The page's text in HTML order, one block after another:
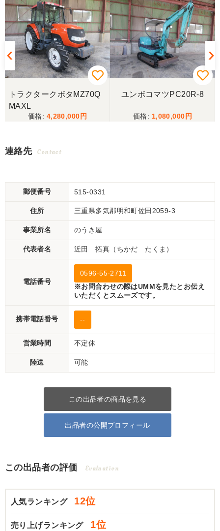
トラクタークボタMZ70Q
MAXL
4,280,000
ユンボコマツPC20R-8
1,080,000
連絡先 Contact
郵便番号 515-0331
住所 三重県多気郡明和町佐田2059-3
事業所名 のうき屋
代表者名 近田 拓真（ちかだ たくま）
電話番号
0596-55-2711
※お問合わせの際はUMMを見たとお伝え
いただくとスムーズです。
携帯電話番号 --
営業時間 不定休
陸送 可能
この出品者の商品を見る
出品者の公開プロフィール
この出品者の評価 Evaluation
人気ランキング 12位
売り上げランキング 1位